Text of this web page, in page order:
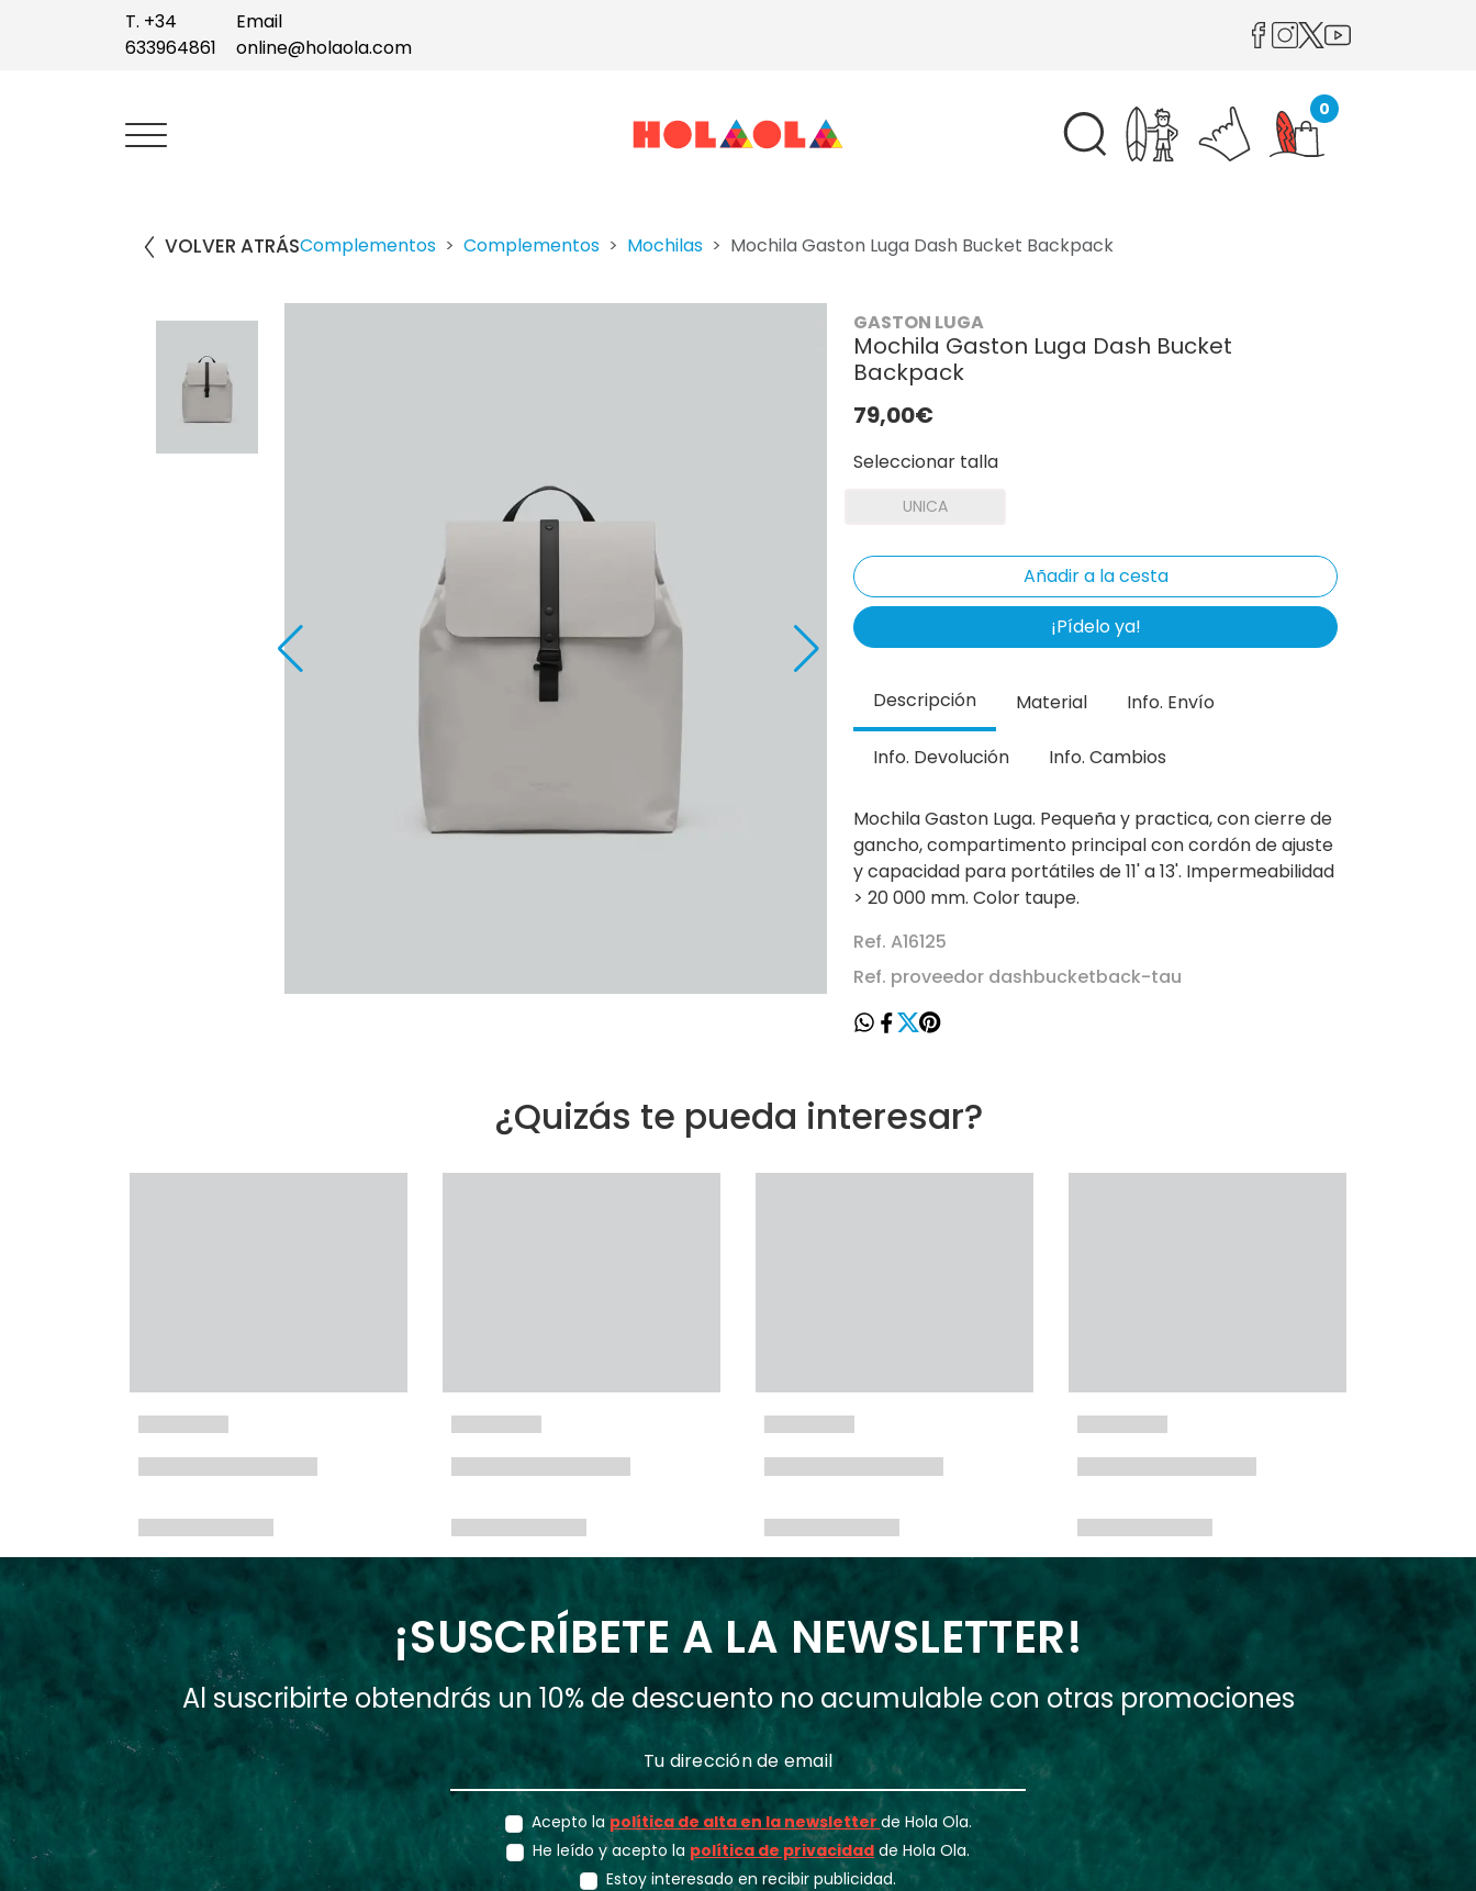
T. +34
633964861
Email
online@holaola.com
0
VOLVER ATRÁSComplementos Complementos Mochilas Mochila Gaston Luga Dash Bucket Backpack
GASTON LUGA
Mochila Gaston Luga Dash Bucket
Backpack
79,00€
Seleccionar talla
UNICA
¡Pídelo ya!
Descripción Material Info. Envío
Info. Devolución Info. Cambios
Mochila Gaston Luga. Pequeña y practica, con cierre de
gancho, compartimento principal con cordón de ajuste
y capacidad para portátiles de 11' a 13'. Impermeabilidad
> 20 000 mm. Color taupe.
Ref. A16125
Ref. proveedor dashbucketback-tau
¿Quizás te pueda interesar?
¡SUSCRÍBETE A LA NEWSLETTER!
Al suscribirte obtendrás un 10% de descuento no acumulable con otras promociones
Acepto la política de alta en la newsletter de Hola Ola.
He leído y acepto la política de privacidad de Hola Ola.
Estoy interesado en recibir publicidad.